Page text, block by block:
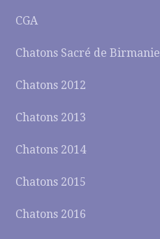
CGA
Chatons Sacré de Birmanie
Chatons 2012
Chatons 2013
Chatons 2014
Chatons 2015
Chatons 2016